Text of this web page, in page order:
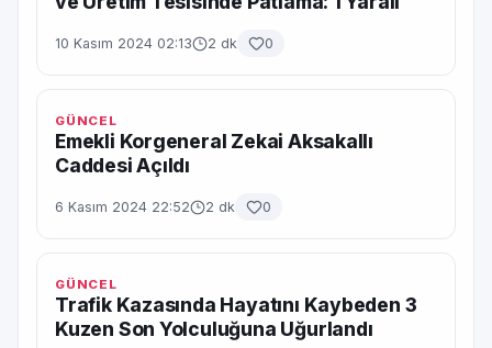
10 Kasım 2024 02:13 2 dk 0
GÜNCEL
Emekli Korgeneral Zekai Aksakallı
Caddesi Açıldı
6 Kasım 2024 22:52 2 dk 0
GÜNCEL
Trafik Kazasında Hayatını Kaybeden 3
Kuzen Son Yolculuğuna Uğurlandı